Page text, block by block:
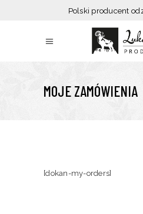
Polski producent
MOJE ZAMÓWIENIA
[dokan-my-orders]